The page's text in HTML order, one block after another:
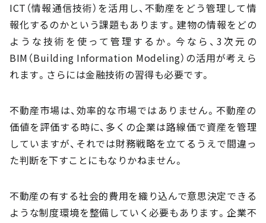
ICT（情報通信技術）を活用し、不動産をどう管理して情
報化するのかという課題もあります。建物の情報をどの
ような技術を使って管理するか。今なら、3次元の
BIM（Building Information Modeling）の活用が考えら
れます。さらには金融技術の習得も必要です。
不動産市場は、効率的な市場ではありません。不動産の
価値を評価する時に、多くの企業は路線価で資産を管理
していますが、それでは財務戦略を立てるうえで間違っ
た判断を下すことにもなりかねません。
不動産の有する社会的費用を織り込んで意思決定できる
ような制度環境を整備していく必要もあります。企業不